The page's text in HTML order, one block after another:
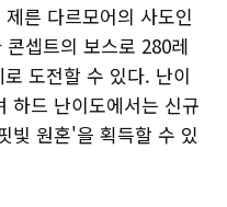
른 다르모어의 사도인
셉트의 보스로 280레
도전할 수 있다. 난이
하드 난이도에서는 신규
빛 원혼'을 획득할 수 있